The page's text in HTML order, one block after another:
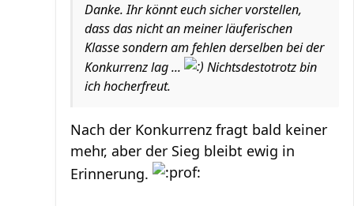
Danke. Ihr könnt euch sicher vorstellen,
dass das nicht an meiner läuferischen
Klasse sondern am fehlen derselben bei der
Konkurrenz lag ...
Nichtsdestotrotz bin
ich hocherfreut.
Nach der Konkurrenz fragt bald keiner
mehr, aber der Sieg bleibt ewig in
Erinnerung.